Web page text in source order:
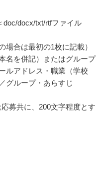
docx/txt/rtfファイル
合は最初の1枚に記載）
名を併記）またはグループ
ルアドレス・職業（学校
グループ・あらすじ
募共に、200文字程度とす